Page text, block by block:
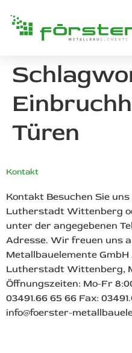
Türen
Kontakt
Kontakt Besuchen Sie
Lutherstadt Wittenberg
unter der angegebenen
Adresse. Wir freuen uns
Metallbauelemente
Lutherstadt Wittenberg,
Öffnungszeiten: Mo-Fr
03491.66 65 66 Fax:
info@foerster-